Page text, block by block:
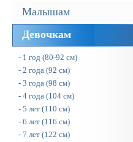
Малышам
Девочкам
- 1 год (80-92 см)
- 2 года (92 см)
- 3 года (98 см)
- 4 года (104 см)
- 5 лет (110 см)
- 6 лет (116 см)
- 7 лет (122 см)